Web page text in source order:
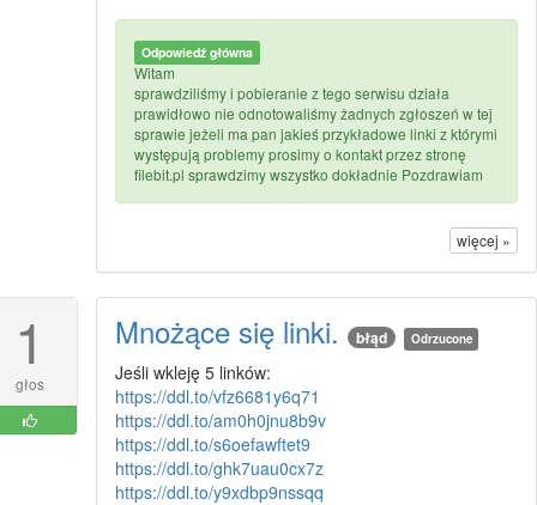
Odpowiedź główna
Witam
sprawdziliśmy i pobieranie z tego serwisu działa
prawidłowo nie odnotowaliśmy żadnych zgłoszeń w tej
sprawie jeżeli ma pan jakieś przykładowe linki z którymi
występują problemy prosimy o kontakt przez stronę
filebit.pl sprawdzimy wszystko dokładnie Pozdrawiam
więcej »
1
głos
Mnożące się linki. błąd Odrzucone
Jeśli wkleję 5 linków:
https://ddl.to/vfz6681y6q71
https://ddl.to/am0h0jnu8b9v
https://ddl.to/s6oefawftet9
https://ddl.to/ghk7uau0cx7z
https://ddl.to/y9xdbp9nssqq